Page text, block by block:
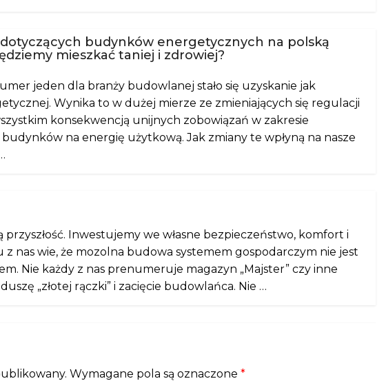
budynków energetycznych na polską
mieszkać taniej i zdrowiej?
jeden dla branży budowlanej stało się uzyskanie jak
Wynika to w dużej mierze ze zmieniających się regulacji
konsekwencją unijnych zobowiązań w zakresie
na energię użytkową. Jak zmiany te wpłyną na nasze
Inwestujemy we własne bezpieczeństwo, komfort i
nas wie, że mozolna budowa systemem gospodarczym nie jest
Nie każdy z nas prenumeruje magazyn „Majster” czy inne
„złotej rączki” i zacięcie budowlańca. Nie …
Wymagane pola są oznaczone *